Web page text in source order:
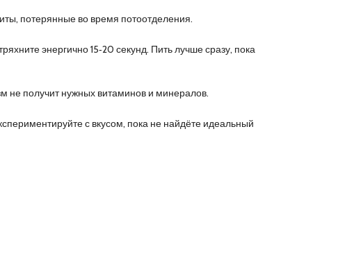
потерянные во время потоотделения.
энергично 15‑20 секунд. Пить лучше сразу, пока
не получит нужных витаминов и минералов.
с вкусом, пока не найдёте идеальный